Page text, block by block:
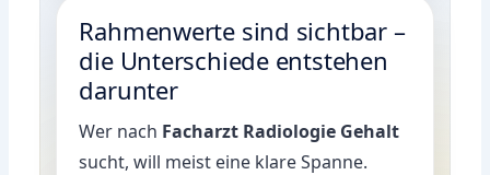
Rahmenwerte sind sichtbar –
die Unterschiede entstehen
darunter
Wer nach Facharzt Radiologie Gehalt
sucht, will meist eine klare Spanne.